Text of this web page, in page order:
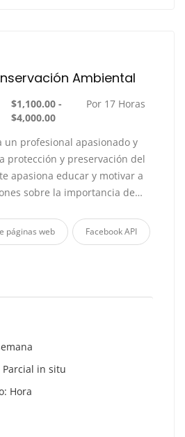
Ambiental
$1,100.00 -
$4,000.00
Por 17 Horas
un profesional apasionado y
protección y preservación del
apasiona educar y motivar a
sobre la importancia de…
páginas web Facebook API
in situ
Hora